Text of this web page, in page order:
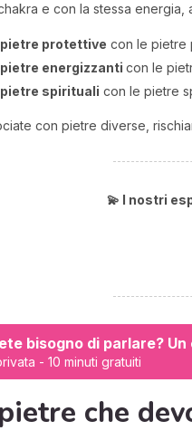
e con la stessa
pietre protettive con le pietre
pietre energizzanti con le
pietre spirituali con le pietre
con pietre diverse,
💫 I nostri
bisogno di parlare?
- 10 minuti gratuiti
che